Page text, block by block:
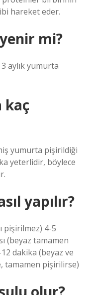
hareket eder.
mi?
aylık yumurta
kaç
yumurta pişirildiği
yeterlidir, böylece
yapılır?
pişirilmez) 4-5
(beyaz tamamen
dakika (beyaz ve
tamamen pişirilirse)